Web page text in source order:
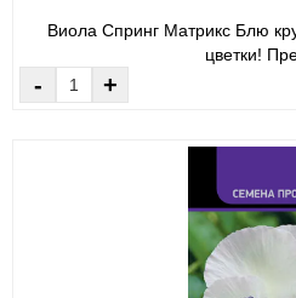
Виола Спринг Матрикс Блю
цветки!
- +